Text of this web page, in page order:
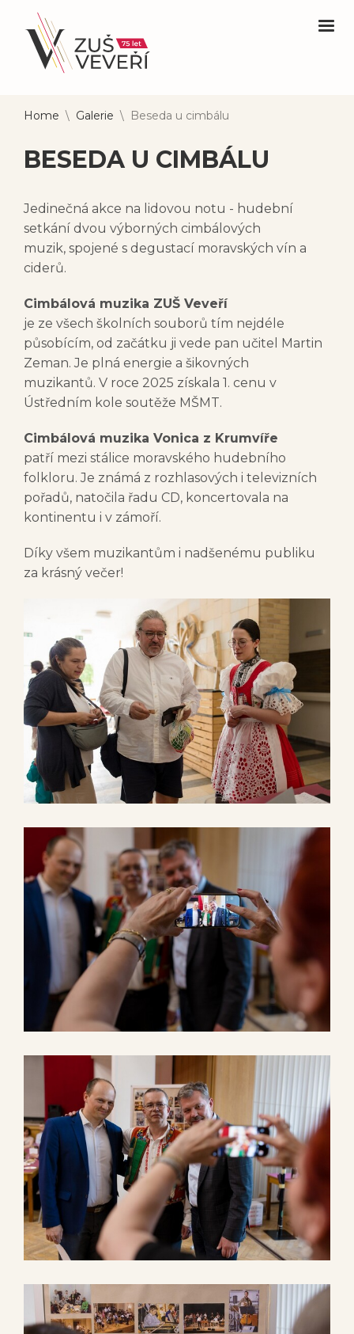
Home \ Galerie \ Beseda u cimbálu
BESEDA U CIMBÁLU
Jedinečná akce na lidovou notu - hudební
setkání dvou výborných cimbálových
muzik, spojené s degustací moravských vín a
ciderů.
Cimbálová muzika ZUŠ Veveří
je ze všech školních souborů tím nejdéle
působícím, od začátku ji vede pan učitel Martin
Zeman. Je plná energie a šikovných
muzikantů. V roce 2025 získala 1. cenu v
Ústředním kole soutěže MŠMT.
Cimbálová muzika Vonica z Krumvíře
patří mezi stálice moravského hudebního
folkloru. Je známá z rozhlasových i televizních
pořadů, natočila řadu CD, koncertovala na
kontinentu i v zámoří.
Díky všem muzikantům i nadšenému publiku
za krásný večer!